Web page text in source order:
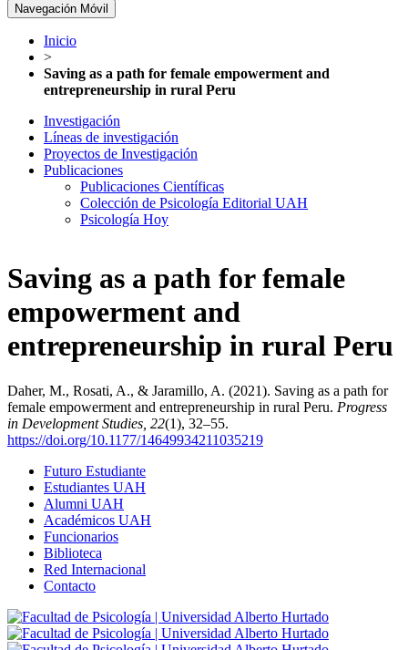
Navegación Móvil
Inicio
>
Saving as a path for female empowerment and
entrepreneurship in rural Peru
Investigación
Líneas de investigación
Proyectos de Investigación
Publicaciones
Publicaciones Científicas
Colección de Psicología Editorial UAH
Psicología Hoy
Saving as a path for female
empowerment and
entrepreneurship in rural Peru
Daher, M., Rosati, A., & Jaramillo, A. (2021). Saving as a path for
female empowerment and entrepreneurship in rural Peru. Progress
in Development Studies, 22(1), 32–55.
https://doi.org/10.1177/14649934211035219
Futuro Estudiante
Estudiantes UAH
Alumni UAH
Académicos UAH
Funcionarios
Biblioteca
Red Internacional
Contacto